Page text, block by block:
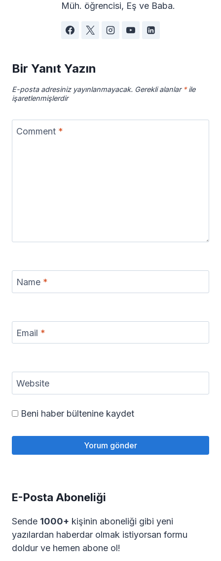
Müh. öğrencisi, Eş ve Baba.
Bir Yanıt Yazın
E-posta adresiniz yayınlanmayacak. Gerekli alanlar *ile
işaretlenmişlerdir
Comment *
Name *
Email *
Website
Beni haber bültenine kaydet
E-Posta Aboneliği
Sende 1000+ kişinin aboneliği gibi yeni
yazılardan haberdar olmak istiyorsan formu
doldur ve hemen abone ol!